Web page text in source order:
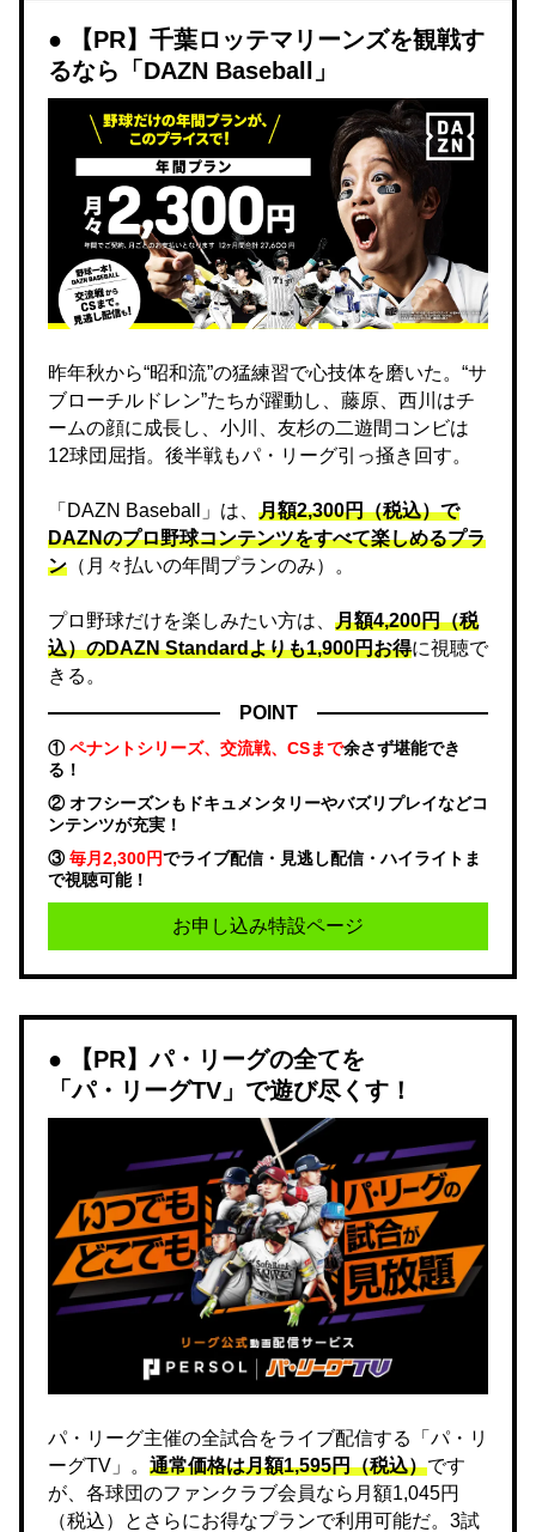
【PR】千葉ロッテマリーンズを観戦す
るなら「DAZN Baseball」
昨年秋から“昭和流”の猛練習で心技体を磨いた。“サ
ブローチルドレン”たちが躍動し、藤原、西川はチ
ームの顔に成長し、小川、友杉の二遊間コンビは
12球団屈指。後半戦もパ・リーグ引っ掻き回す。
「DAZN Baseball」は、 月額2,300円（税込）で
DAZNのプロ野球コンテンツをすべて楽しめるプラ
ン （月々払いの年間プランのみ）。
プロ野球だけを楽しみたい方は、 月額4,200円（税
込）のDAZN Standard​よりも1,900円お得に視聴で
きる。
POINT
①ペナントシリーズ、交流戦、CSまで余さず堪能でき
る！
② オフシーズンもドキュメンタリーやバズリプレイなどコ
ンテンツが充実！
③毎月2,300円でライブ配信・見逃し配信・ハイライトま
で視聴可能！
お申し込み特設ページ
【PR】パ・リーグの全てを
「パ・リーグTV」で遊び尽くす！
パ・リーグ主催の全試合をライブ配信する「パ・リ
ーグTV」。 通常価格は月額1,595円（税込）です
が、各球団のファンクラブ会員なら月額1,045円
（税込）とさらにお得なプランで利用可能だ。3試